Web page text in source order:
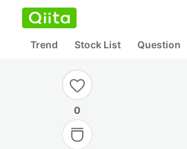
Trend Stock List Question
0